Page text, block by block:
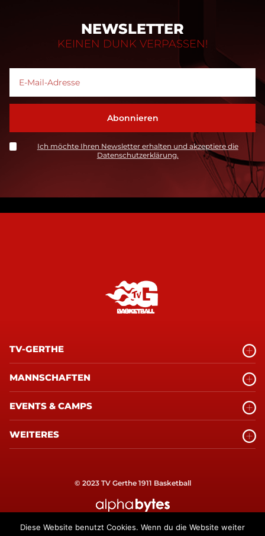
NEWSLETTER
KEINEN DUNK VERPASSEN!
Ich möchte Ihren Newsletter erhalten und akzeptiere die
Datenschutzerklärung.
TV-GERTHE
MANNSCHAFTEN
EVENTS & CAMPS
WEITERES
© 2023 TV Gerthe 1911 Basketball
Diese Website benutzt Cookies. Wenn du die Website weiter